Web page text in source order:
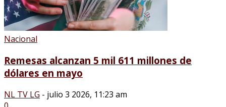
Nacional
Remesas alcanzan 5 mil 611 millones de
dólares en mayo
NL TV LG - julio 3 2026, 11:23 am